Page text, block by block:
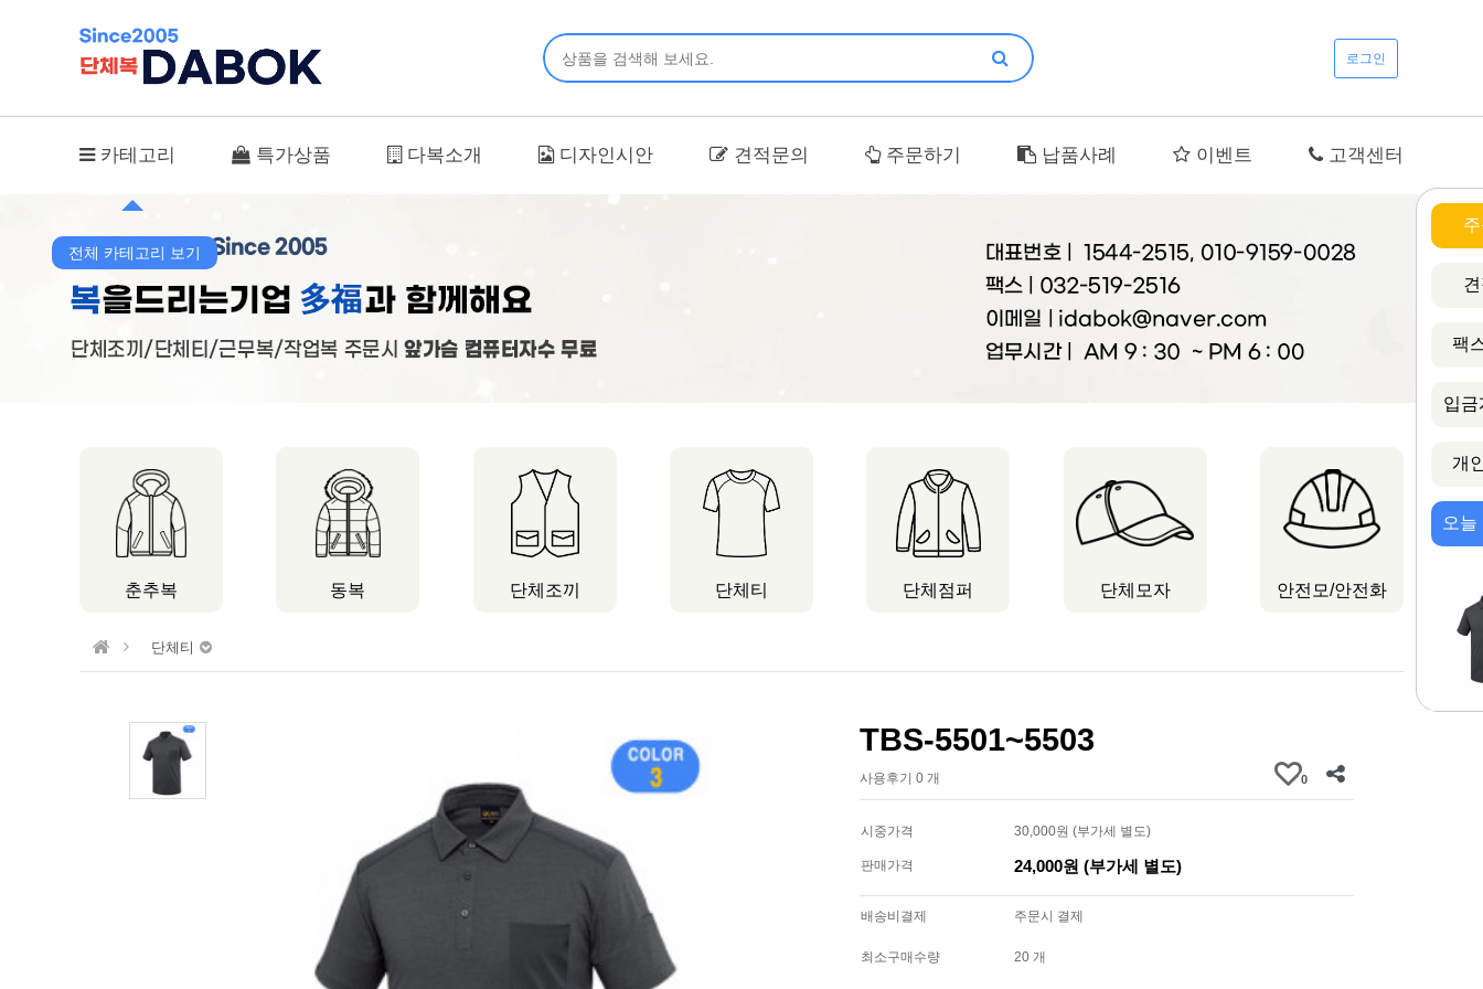
로그인
카테고리 특가상품 다복소개 디자인시안 견적문의 주문하기 납품사례 이벤트 고객센터
전체 카테고리 보기
팩
입금
개
오
춘추복 동복 단체조끼 단체티 단체점퍼 단체모자 안전모/안전화
단체티
TBS-5501~5503
사용후기 0 개 0
시중가격 30,000원 (부가세 별도)
판매가격 24,000원 (부가세 별도)
배송비결제 주문시 결제
최소구매수량 20 개